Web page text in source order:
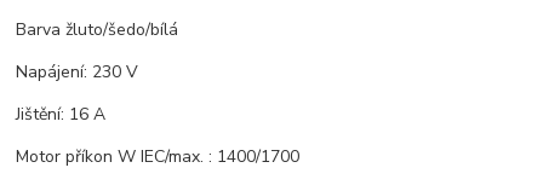
Barva žluto/šedo/bílá
Napájení: 230 V
Jištění: 16 A
Motor příkon W IEC/max. : 1400/1700